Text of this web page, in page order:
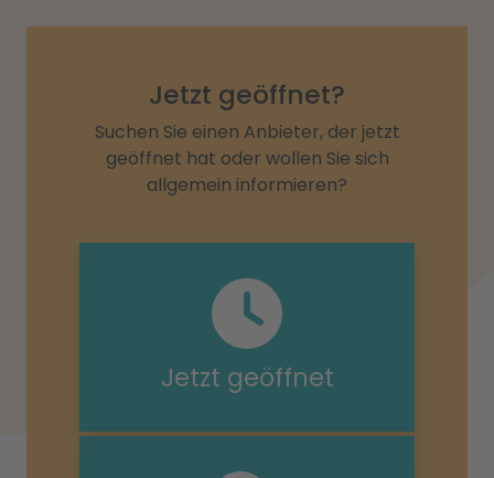
Jetzt geöffnet?
Suchen Sie einen Anbieter, der jetzt
geöffnet hat oder wollen Sie sich
allgemein informieren?
Jetzt geöffnet